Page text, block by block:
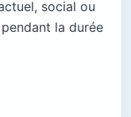
social ou
la durée